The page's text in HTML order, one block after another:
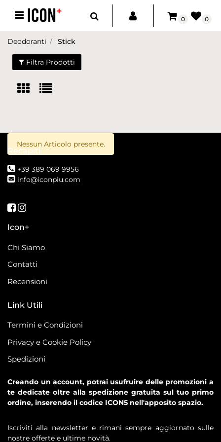
Open menu
0 0
Deodoranti Stick
Filtra Prodotti
Nessun Articolo presente.
Recapiti
+39 389 069 9956
info@iconpiu.com
Seguici su Facebook
Seguici su Instagram
Icon+
Chi Siamo
Contatti
Recensioni
Link Utili
Termini e Condizioni
Privacy e Cookie Policy
Spedizioni
Creando un account, potrai usufruire delle promozioni a
te dedicate oltre alla spedizione gratuita sul tuo primo
ordine, inserendo il codice ICON5 nell'apposito spazio.
Iscriviti alla newsletter e rimani sempre aggiornato sulle
nostre offerte e ultime novità.